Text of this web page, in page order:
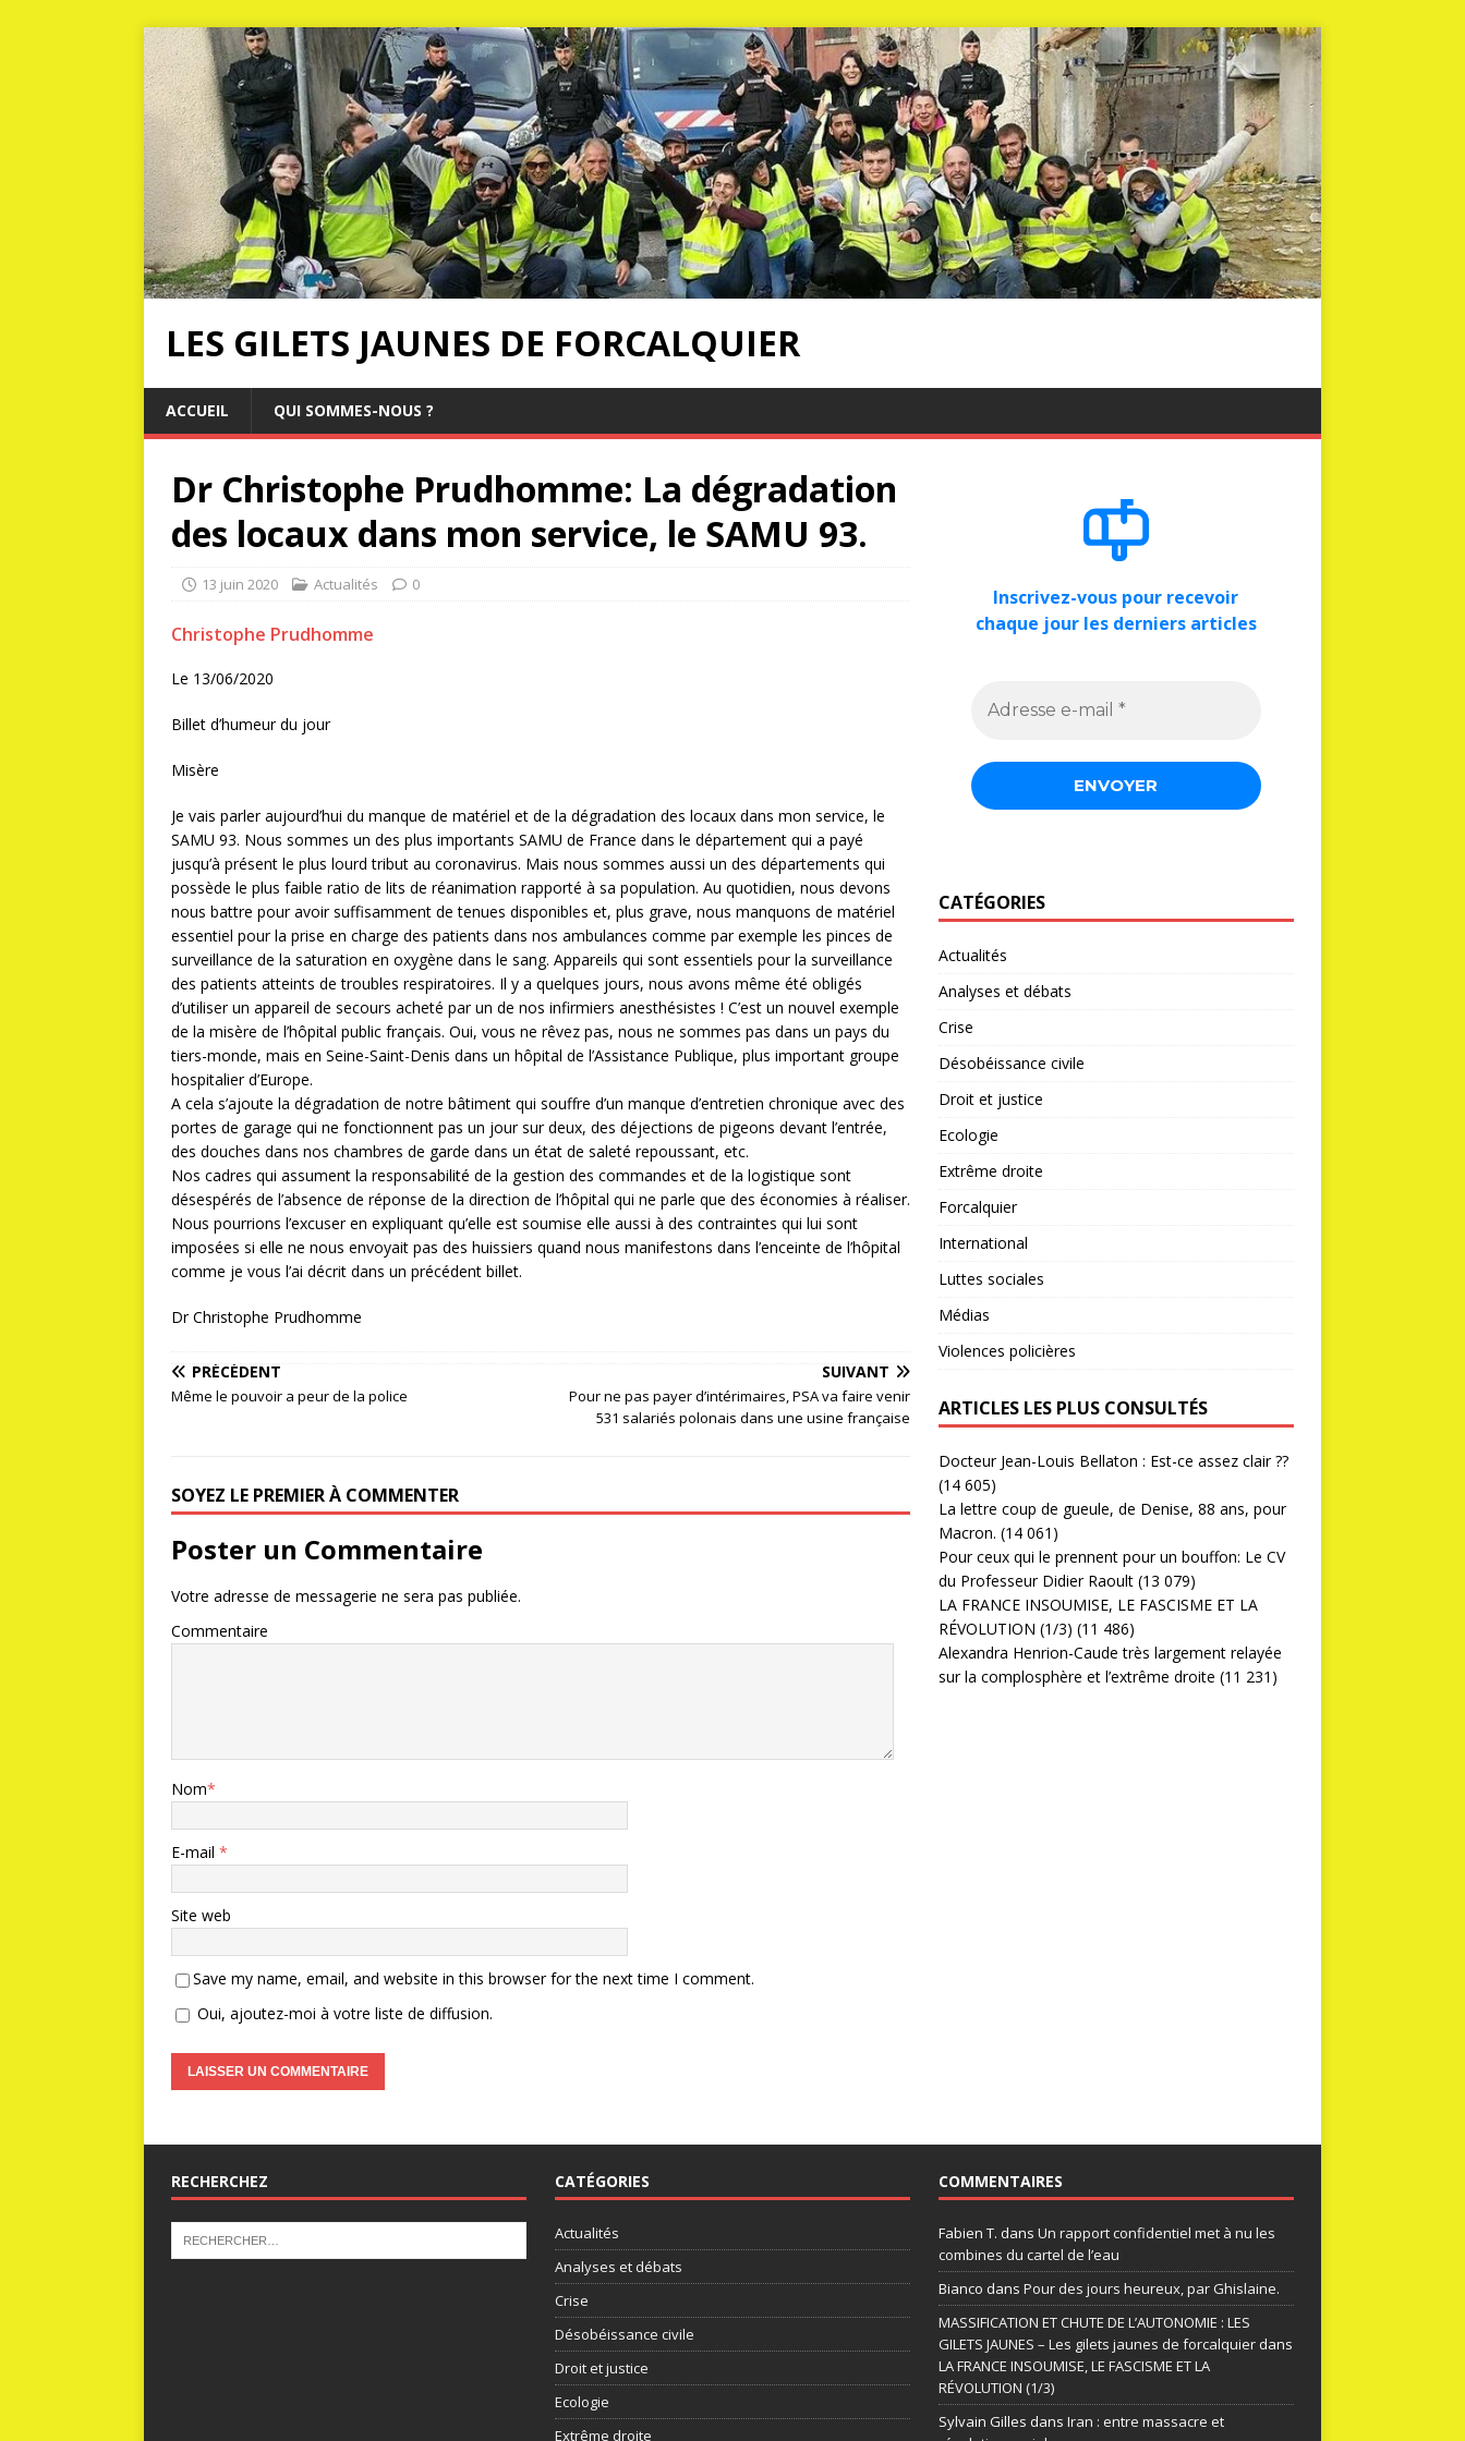
LES GILETS JAUNES DE FORCALQUIER
ACCUEIL QUI SOMMES-NOUS ?
Dr Christophe Prudhomme: La dégradation
des locaux dans mon service, le SAMU 93.
13 juin 2020 Actualités 0
Christophe Prudhomme
Le 13/06/2020
Billet d’humeur du jour
Misère
Je vais parler aujourd’hui du manque de matériel et de la dégradation des locaux dans mon service, le
SAMU 93. Nous sommes un des plus importants SAMU de France dans le département qui a payé
jusqu’à présent le plus lourd tribut au coronavirus. Mais nous sommes aussi un des départements qui
possède le plus faible ratio de lits de réanimation rapporté à sa population. Au quotidien, nous devons
nous battre pour avoir suffisamment de tenues disponibles et, plus grave, nous manquons de matériel
essentiel pour la prise en charge des patients dans nos ambulances comme par exemple les pinces de
surveillance de la saturation en oxygène dans le sang. Appareils qui sont essentiels pour la surveillance
des patients atteints de troubles respiratoires. Il y a quelques jours, nous avons même été obligés
d’utiliser un appareil de secours acheté par un de nos infirmiers anesthésistes ! C’est un nouvel exemple
de la misère de l’hôpital public français. Oui, vous ne rêvez pas, nous ne sommes pas dans un pays du
tiers-monde, mais en Seine-Saint-Denis dans un hôpital de l’Assistance Publique, plus important groupe
hospitalier d’Europe.
A cela s’ajoute la dégradation de notre bâtiment qui souffre d’un manque d’entretien chronique avec des
portes de garage qui ne fonctionnent pas un jour sur deux, des déjections de pigeons devant l’entrée,
des douches dans nos chambres de garde dans un état de saleté repoussant, etc.
Nos cadres qui assument la responsabilité de la gestion des commandes et de la logistique sont
désespérés de l’absence de réponse de la direction de l’hôpital qui ne parle que des économies à réaliser.
Nous pourrions l’excuser en expliquant qu’elle est soumise elle aussi à des contraintes qui lui sont
imposées si elle ne nous envoyait pas des huissiers quand nous manifestons dans l’enceinte de l’hôpital
comme je vous l’ai décrit dans un précédent billet.
Dr Christophe Prudhomme
PRÉCÉDENT
Même le pouvoir a peur de la police
SUIVANT
Pour ne pas payer d’intérimaires, PSA va faire venir
531 salariés polonais dans une usine française
SOYEZ LE PREMIER À COMMENTER
Poster un Commentaire
Votre adresse de messagerie ne sera pas publiée.
Commentaire
Nom*
E-mail *
Site web
Save my name, email, and website in this browser for the next time I comment.
Oui, ajoutez-moi à votre liste de diffusion.
Inscrivez-vous pour recevoir
chaque jour les derniers articles
CATÉGORIES
Actualités
Analyses et débats
Crise
Désobéissance civile
Droit et justice
Ecologie
Extrême droite
Forcalquier
International
Luttes sociales
Médias
Violences policières
ARTICLES LES PLUS CONSULTÉS
Docteur Jean-Louis Bellaton : Est-ce assez clair ??
(14 605)
La lettre coup de gueule, de Denise, 88 ans, pour
Macron. (14 061)
Pour ceux qui le prennent pour un bouffon: Le CV
du Professeur Didier Raoult (13 079)
LA FRANCE INSOUMISE, LE FASCISME ET LA
RÉVOLUTION (1/3) (11 486)
Alexandra Henrion-Caude très largement relayée
sur la complosphère et l’extrême droite (11 231)
RECHERCHEZ CATÉGORIES
Actualités
Analyses et débats
Crise
Désobéissance civile
Droit et justice
Ecologie
Extrême droite
COMMENTAIRES
Fabien T. dans Un rapport confidentiel met à nu les
combines du cartel de l’eau
Bianco dans Pour des jours heureux, par Ghislaine.
MASSIFICATION ET CHUTE DE L’AUTONOMIE : LES
GILETS JAUNES – Les gilets jaunes de forcalquierdans
LA FRANCE INSOUMISE, LE FASCISME ET LA
RÉVOLUTION (1/3)
Sylvain Gilles dans Iran : entre massacre et